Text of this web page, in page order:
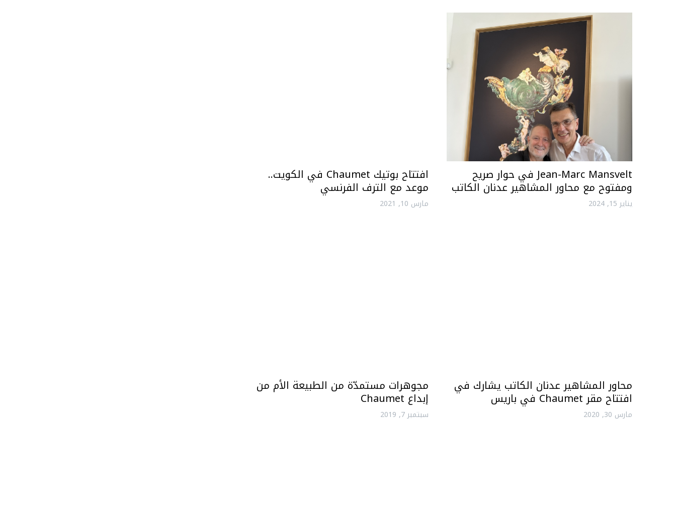
Jean-Marc Mansvelt في حوار صريح
ومفتوح مع محاور المشاهير عدنان الكاتب
يناير 15, 2024
افتتاح بوتيك Chaumet في الكويت..
موعد مع الترف الفرنسي
مارس 10, 2021
محاور المشاهير عدنان الكاتب يشارك في
افتتاح مقر Chaumet في باريس
مارس 30, 2020
مجوهرات مستمدّة من الطبيعة الأم من
إبداع Chaumet
سبتمبر 7, 2019